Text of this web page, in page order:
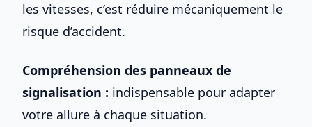
les vitesses, c’est réduire mécaniquement le
risque d’accident.
Compréhension des panneaux de
signalisation : indispensable pour adapter
votre allure à chaque situation.